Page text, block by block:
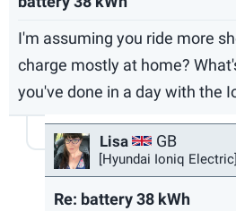
I'm assuming you ride more
charge mostly at home?
you've done in a day with the
Lisa GB
[Hyundai Ioniq Electric]
Re: battery 38 kWh